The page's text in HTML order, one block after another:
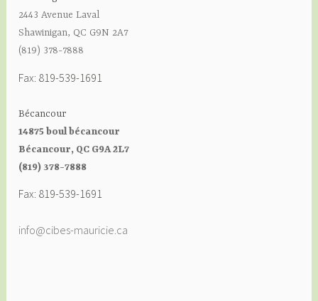
2443 Avenue Laval
Shawinigan, QC G9N 2A7
(819) 378-7888
Fax: 819-539-1691
Bécancour
14875 boul bécancour
Bécancour, QC G9A 2L7
(819) 378-7888
Fax: 819-539-1691
info@cibes-mauricie.ca